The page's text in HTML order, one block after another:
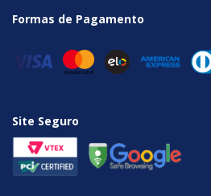
Formas de Pagamento
Site Seguro